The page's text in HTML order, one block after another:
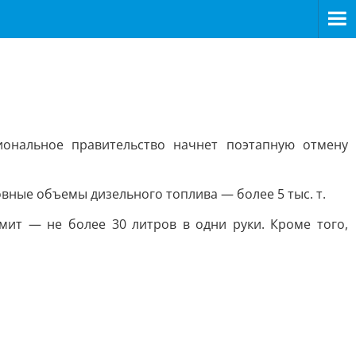
правительство начнет поэтапную отмену
объемы дизельного топлива — более 5 тыс. т.
— не более 30 литров в одни руки. Кроме того,